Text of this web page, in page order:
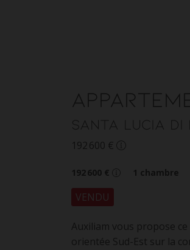
Santa Lucia di
192 600 €
192 600 € 1 chambre
VENDU
Auxiliam vous propose
orientée Sud-Est sur la